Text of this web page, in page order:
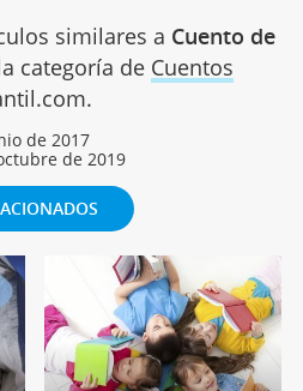
similares a Cuento de
categoría de Cuentos
de 2017
de 2019